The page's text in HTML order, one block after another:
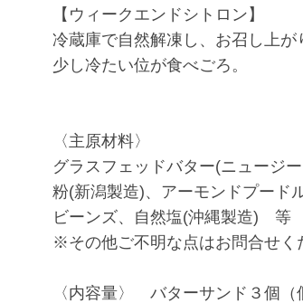
【ウィークエンドシトロン】
冷蔵庫で自然解凍し、お召し上が
少し冷たい位が食べごろ。
〈主原材料〉
グラスフェッドバター(ニュージ
粉(新潟製造)、アーモンドプード
ビーンズ、自然塩(沖縄製造) 等
※その他ご不明な点はお問合せく
〈内容量〉 バターサンド３個（